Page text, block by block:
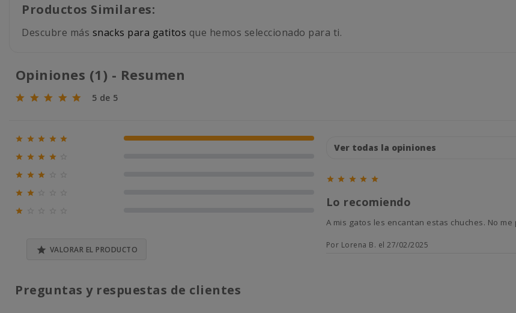
Productos Similares:
Descubre más snacks para gatitos que hemos seleccionado para ti.
Opiniones (1) - Resumen
5 de 5
     100% (1)
   
  
 

 VALORAR EL PRODUCTO
    
Lo recomiendo
A mis gatos les encantan estas chuches. No
Por Lorena B. el 27/02/2025
Preguntas y respuestas de clientes